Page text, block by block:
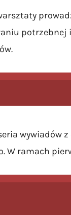
potrzebnej
wywiadów
W ramach